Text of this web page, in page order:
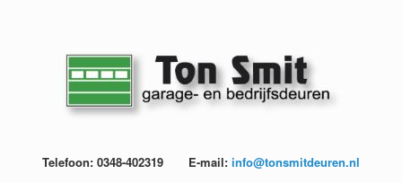
Telefoon: 0348-402319 E-mail: info@tonsmitdeuren.nl